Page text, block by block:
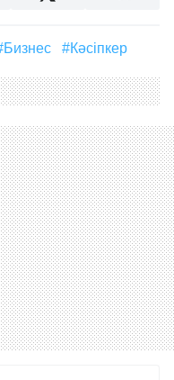
#бизнес #кәсіпкер